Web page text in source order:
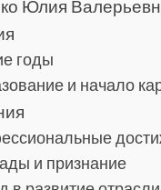
Юлия
годы
и начало
и признание